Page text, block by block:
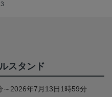
スタンド
～2026年7月13日1時59分